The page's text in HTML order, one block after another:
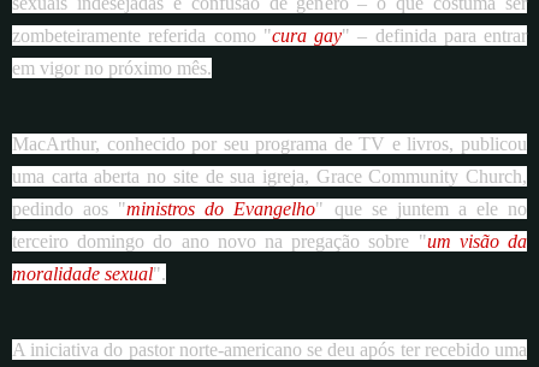
zombeteiramente referida como "cura gay" – definida para entrar
em vigor no próximo mês.
MacArthur, conhecido por seu programa de TV e livros, publicou
uma carta aberta no site de sua igreja, Grace Community Church,
pedindo aos "ministros do Evangelho" que se juntem a ele no
terceiro domingo do ano novo na pregação sobre "um visão da
moralidade sexual".
A iniciativa do pastor norte-americano se deu após ter recebido uma